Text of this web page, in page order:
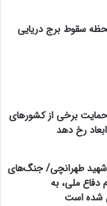
سقوط برج دریایی
برخی از کشورهای
رخ دهد
شهید طهرانچی/ جنگ‌های
ملی، به
شده است